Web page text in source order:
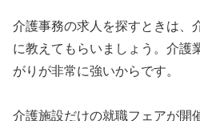
介護事務の求人を探すときは、
に教えてもらいましょう。介護
がりが非常に強いからです。
介護施設だけの就職フェアが開